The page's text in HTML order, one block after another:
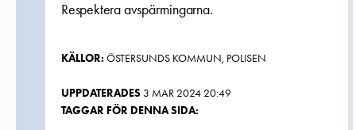
Respektera avspärrningarna.
KÄLLOR: ÖSTERSUNDS KOMMUN, POLISEN
UPPDATERADES 3 MAR 2024 20:49
TAGGAR FÖR DENNA SIDA: